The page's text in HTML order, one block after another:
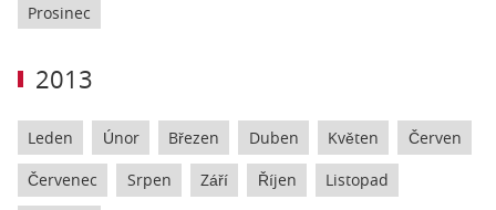
Prosinec
2013
Leden Únor Březen Duben Květen Červen
Červenec Srpen Září Říjen Listopad